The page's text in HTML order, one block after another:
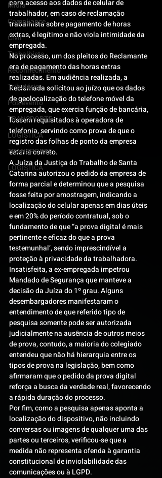
Mídia
Compliance
Civil
Trabalhista
Reconhecimento
Tributário
Pós-evento
TRANSPORTE
LOGISTICA
TRANSPORTE
LOGISTICA
para acesso aos dados de celular de
trabalhador, em caso de reclamação
trabalhista sobre pagamento de horas
extras, é legítimo e não viola intimidade da
empregada.
No processo, um dos pleitos do Reclamante
era de pagamento das horas extras
realizadas. Em audiência realizada, a
Reclamada solicitou ao juízo que os dados
de geolocalização do telefone móvel da
empregada, que exercia função de bancária,
fossem requisitados à operadora de
telefonia, servindo como prova de que o
registro das folhas de ponto da empresa
estaria correto.
A Juíza da Justiça do Trabalho de Santa
Catarina autorizou o pedido da empresa de
forma parcial e determinou que a pesquisa
fosse feita por amostragem, indicando a
localização do celular apenas em dias úteis
e em 20% do período contratual, sob o
fundamento de que “a prova digital é mais
pertinente e eficaz do que a prova
testemunhal’, sendo imprescindível a
proteção à privacidade da trabalhadora.
Insatisfeita, a ex-empregada impetrou
Mandado de Segurança que manteve a
decisão da Juíza do 1º grau. Alguns
desembargadores manifestaram o
entendimento de que referido tipo de
pesquisa somente pode ser autorizada
judicialmente na ausência de outros meios
de prova, contudo, a maioria do colegiado
entendeu que não há hierarquia entre os
tipos de prova na legislação, bem como
afirmaram que o pedido da prova digital
reforça a busca da verdade real, favorecendo
a rápida duração do processo.
Por fim, como a pesquisa apenas aponta a
localização do dispositivo, não incluindo
conversas ou imagens de qualquer uma das
partes ou terceiros, verificou-se que a
medida não representa ofenda à garantia
constitucional de inviolabilidade das
comunicações ou à LGPD.